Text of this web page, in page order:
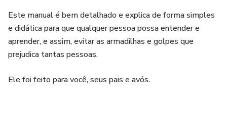
Este manual é bem detalhado e explica de forma simples
e didática para que qualquer pessoa possa entender e
aprender, e assim, evitar as armadilhas e golpes que
prejudica tantas pessoas.
Ele foi feito para você, seus pais e avós.